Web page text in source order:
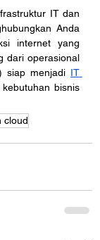
IT dan
Anda
internet yang
dari operasional
siap menjadi IT
bisnis
cloud